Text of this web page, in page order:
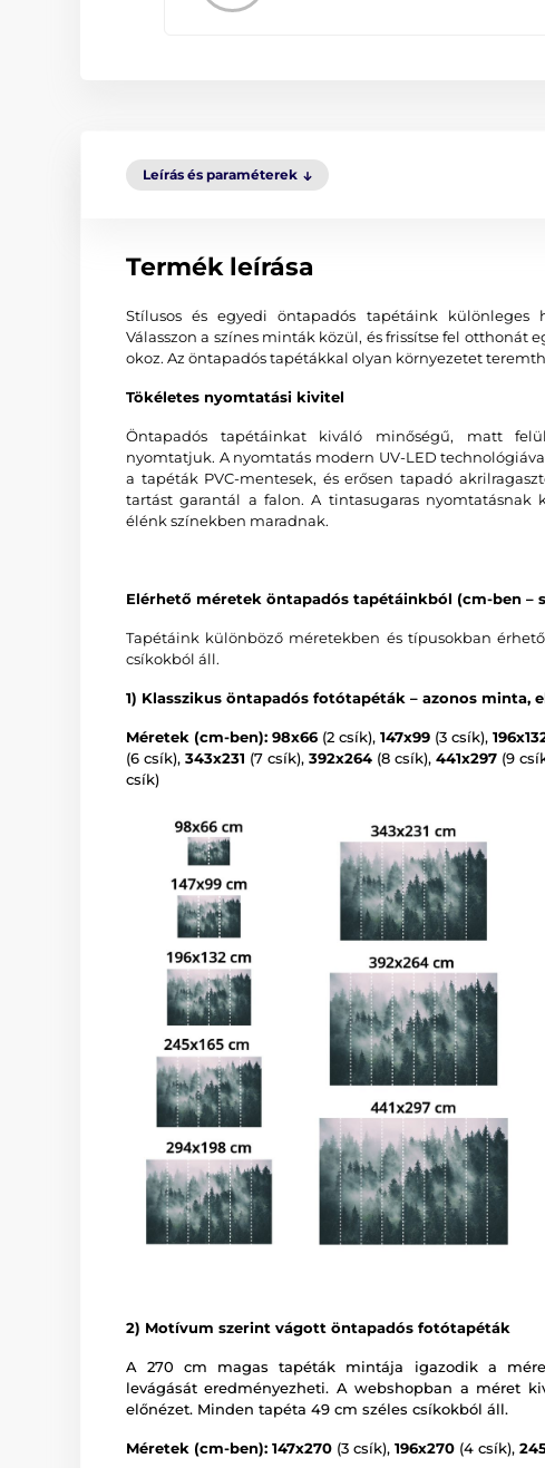
Leírás és paraméterek
Termék leírása
Stílusos és egyedi öntapadós tapétáink különleges
Válasszon a színes minták közül, és frissítse fel otthonát
okoz. Az öntapadós tapétákkal olyan környezetet
Tökéletes nyomtatási kivitel
Öntapadós tapétáinkat kiváló minőségű, matt
nyomtatjuk. A nyomtatás modern UV-LED
a tapéták PVC-mentesek, és erősen tapadó
tartást garantál a falon. A tintasugaras nyomtatásnak
élénk színekben maradnak.
Elérhető méretek öntapadós tapétáinkból (cm-ben –
Tapétáink különböző méretekben és típusokban
csíkokból áll.
1) Klasszikus öntapadós fotótapéták – azonos minta,
Méretek (cm-ben): 98x66 (2 csík), 147x99 (3 csík),
(6 csík), 343x231 (7 csík), 392x264 (8 csík), 441x297 (9
csík)
2) Motívum szerint vágott öntapadós fotótapéták
A 270 cm magas tapéták mintája igazodik a
levágását eredményezheti. A webshopban a méret
előnézet. Minden tapéta 49 cm széles csíkokból áll.
Méretek (cm-ben): 147x270 (3 csík), 196x270 (4 csík),